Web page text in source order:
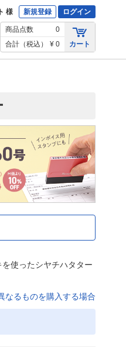
様 新規登録 ログイン
商品点数
0
合計（税込）
¥ 0 カート
使ったシヤチハタター
なるものを購入する場合